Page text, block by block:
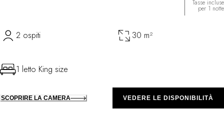
Tasse incluse
per 1 notte
2 ospiti 30 m²
1 letto King size
SCOPRIRE LA CAMERA VEDERE LE DISPONIBILITÀ